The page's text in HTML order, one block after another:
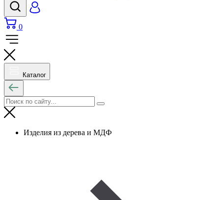
0
Каталог
Изделия из дерева и МДФ